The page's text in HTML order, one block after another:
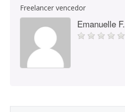
Freelancer vencedor
Emanuelle F.